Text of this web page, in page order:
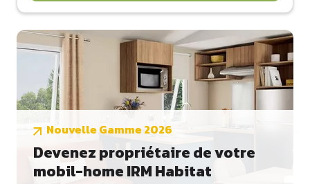
Nouvelle Gamme 2026
Devenez propriétaire de votre
mobil-home IRM Habitat